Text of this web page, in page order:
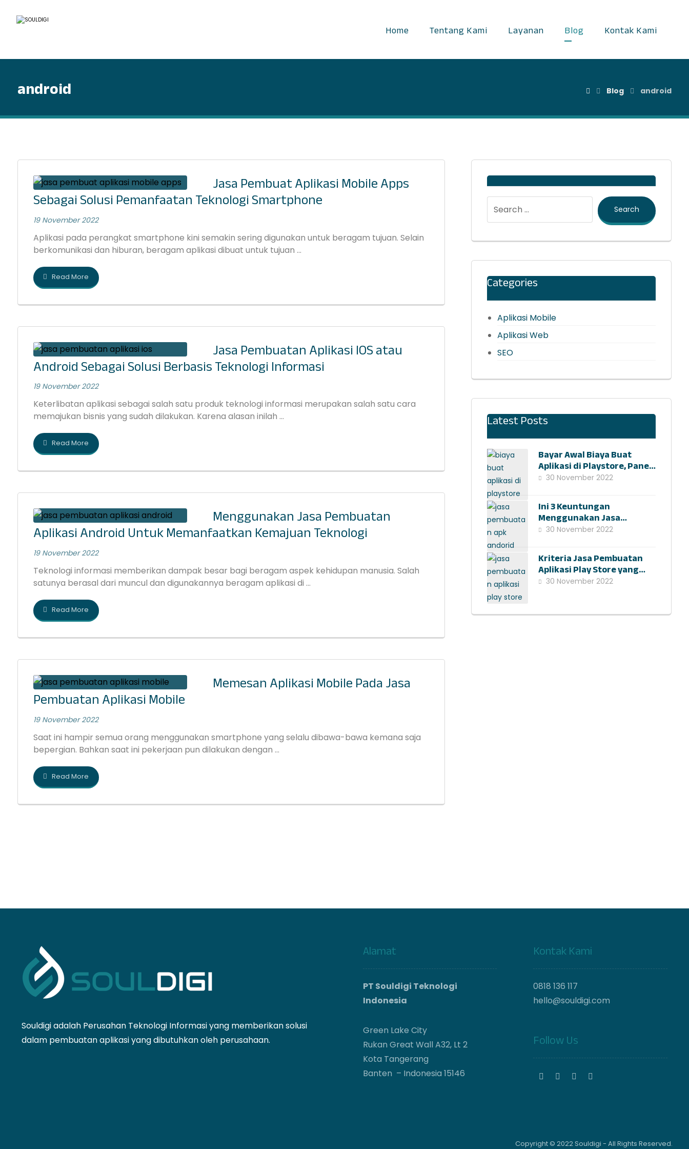
Home Tentang Kami Layanan Blog Kontak Kami
android Blog android
Jasa Pembuat Aplikasi Mobile Apps
Sebagai Solusi Pemanfaatan Teknologi Smartphone
19 November 2022
Aplikasi pada perangkat smartphone kini semakin sering digunakan untuk beragam tujuan. Selain
berkomunikasi dan hiburan, beragam aplikasi dibuat untuk tujuan ...
Read More
Jasa Pembuatan Aplikasi IOS atau
Android Sebagai Solusi Berbasis Teknologi Informasi
19 November 2022
Keterlibatan aplikasi sebagai salah satu produk teknologi informasi merupakan salah satu cara
memajukan bisnis yang sudah dilakukan. Karena alasan inilah ...
Read More
Menggunakan Jasa Pembuatan
Aplikasi Android Untuk Memanfaatkan Kemajuan Teknologi
19 November 2022
Teknologi informasi memberikan dampak besar bagi beragam aspek kehidupan manusia. Salah
satunya berasal dari muncul dan digunakannya beragam aplikasi di ...
Read More
Memesan Aplikasi Mobile Pada Jasa
Pembuatan Aplikasi Mobile
19 November 2022
Saat ini hampir semua orang menggunakan smartphone yang selalu dibawa-bawa kemana saja
bepergian. Bahkan saat ini pekerjaan pun dilakukan dengan ...
Read More
Search
Categories
Aplikasi Mobile
Aplikasi Web
SEO
Latest Posts
Bayar Awal Biaya Buat
Aplikasi di Playstore, Panen
Hasil Investasi Kemudian
30 November 2022
Ini 3 Keuntungan
Menggunakan Jasa
Pembuatan Apk Android
30 November 2022
Kriteria Jasa Pembuatan
Aplikasi Play Store yang
Tepat dan Profesional
30 November 2022
Souldigi adalah Perusahan Teknologi Informasi yang memberikan solusi
dalam pembuatan aplikasi yang dibutuhkan oleh perusahaan.
Alamat
PT Souldigi Teknologi
Indonesia
Green Lake City
Rukan Great Wall A32, Lt 2
Kota Tangerang
Banten – Indonesia 15146
Kontak Kami
0818 136 117
hello@souldigi.com
Follow Us
Copyright © 2022 Souldigi - All Rights Reserved.